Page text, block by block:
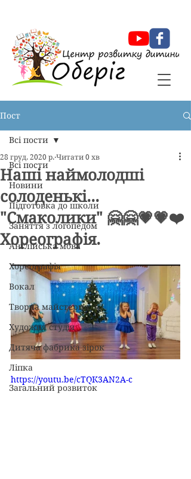
Пост
Всі пости
Новини
Підготовка до школи
Заняття з логопедом
Англійська мова
Хореографія
Вокал
Творча майстерня
Художня студія
Дитяча фабрика зірок
Ліпка
Загальний розвиток
Всі пости
Наші наймолодші
солоденькі...
"Смаколики" 🤗🤗💗💗❤️
Хореографія.
28 груд. 2020 р. Читати 0 хв
https://youtu.be/cTQK3AN2A-c